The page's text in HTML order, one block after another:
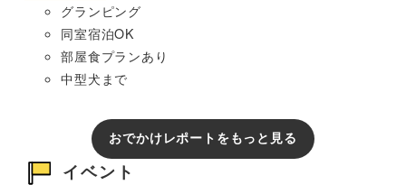
グランピング
同室宿泊OK
部屋食プランあり
中型犬まで
おでかけレポートをもっと見る
イベント